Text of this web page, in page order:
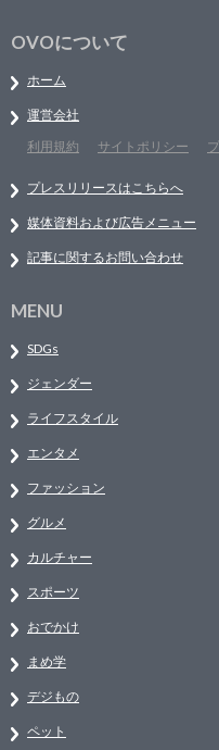
OVOについて
ホーム
運営会社
利用規約
サイトポリシー
プレスリリースはこちらへ
媒体資料および広告メニュー
記事に関するお問い合わせ
MENU
SDGs
ジェンダー
ライフスタイル
エンタメ
ファッション
グルメ
カルチャー
スポーツ
おでかけ
まめ学
デジもの
ペット